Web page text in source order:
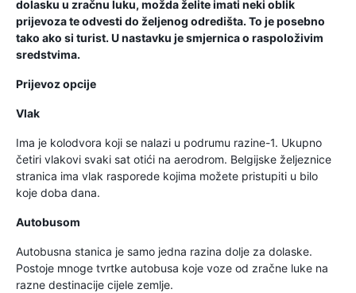
dolasku u zračnu luku, možda želite imati neki oblik
prijevoza te odvesti do željenog odredišta. To je posebno
tako ako si turist. U nastavku je smjernica o raspoloživim
sredstvima.
Prijevoz opcije
Vlak
Ima je kolodvora koji se nalazi u podrumu razine-1. Ukupno
četiri vlakovi svaki sat otići na aerodrom. Belgijske željeznice
stranica ima vlak rasporede kojima možete pristupiti u bilo
koje doba dana.
Autobusom
Autobusna stanica je samo jedna razina dolje za dolaske.
Postoje mnoge tvrtke autobusa koje voze od zračne luke na
razne destinacije cijele zemlje.